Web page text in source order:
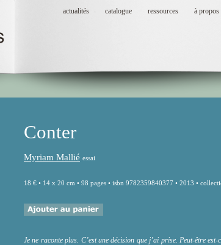
actualités catalogue ressources à propos
Conter
Myriam Mallié essai
18 € • 14 x 20 cm • 98 pages • isbn 9782359840377 • 2013 •
Je ne raconte plus. C’est une décision que j’ai prise. Peut-être